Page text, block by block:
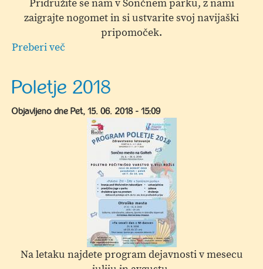
Pridružite se nam v Sončnem parku, z nami
zaigrajte nogomet in si ustvarite svoj navijaški
pripomoček.
Preberi več
Velenje
in
NK
Rudar
Velenje
obisku
Poletje 2018
Objavljeno dne Pet, 15. 06. 2018 - 15:09
Na letaku najdete program dejavnosti v mesecu